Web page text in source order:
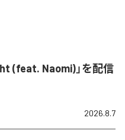
(feat. Naomi)」を配信
2026.8.7